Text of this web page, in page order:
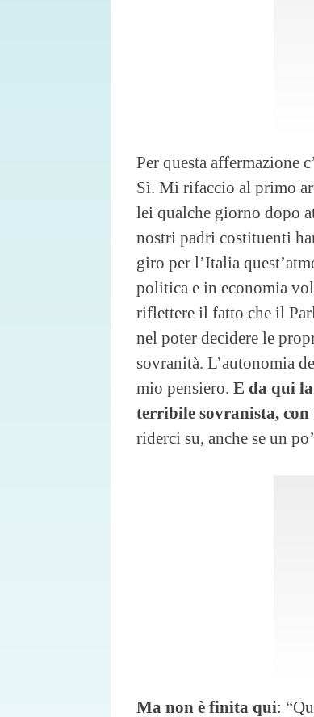
Per questa affermazione
Sì. Mi rifaccio al primo
lei qualche giorno dopo
nostri padri costituenti
giro per l’Italia
politica e in economia
riflettere il fatto che il
nel poter decidere le
sovranità. L’autonomia
mio pensiero. E da qui
terribile sovranista, con
riderci su, anche se un
Ma non è finita qui: